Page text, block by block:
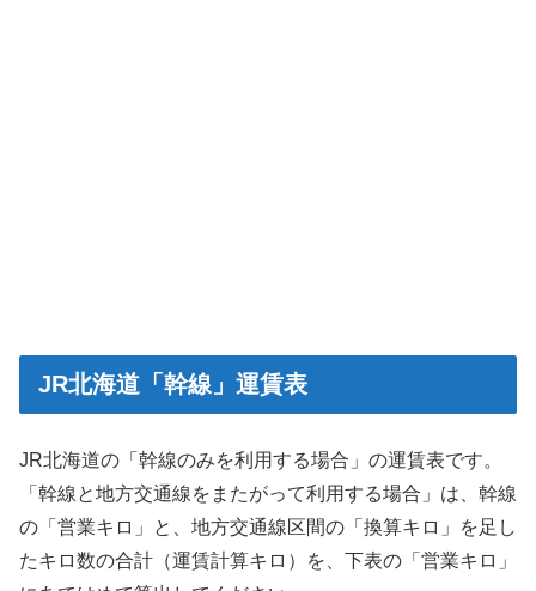
JR北海道「幹線」運賃表
JR北海道の「幹線のみを利用する場合」の運賃表です。
「幹線と地方交通線をまたがって利用する場合」は、幹線
の「営業キロ」と、地方交通線区間の「換算キロ」を足し
たキロ数の合計（運賃計算キロ）を、下表の「営業キロ」